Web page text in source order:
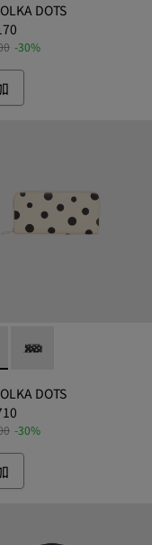
DOTS
-30%
財布
- ジル 財布
POLKA DOTS -
JILL POLKA DOTS
DOTS
-30%